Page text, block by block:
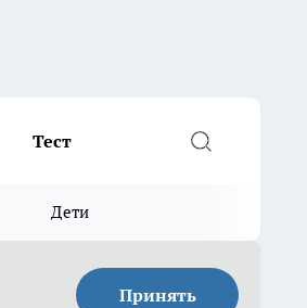
Тест
Дети
Принять